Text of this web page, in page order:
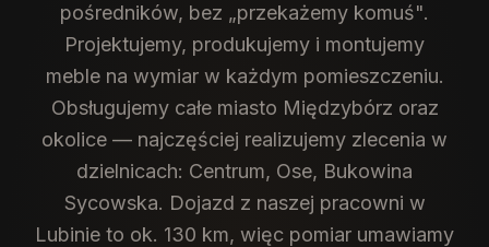
pośredników, bez „przekażemy komuś".
Projektujemy, produkujemy i montujemy
meble na wymiar w każdym pomieszczeniu.
Obsługujemy całe miasto Międzybórz oraz
okolice — najczęściej realizujemy zlecenia w
dzielnicach: Centrum, Ose, Bukowina
Sycowska. Dojazd z naszej pracowni w
Lubinie to ok. 130 km, więc pomiar umawiamy